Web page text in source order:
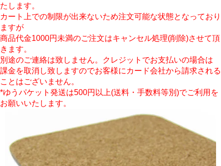
たします。
カート上での制限が出来ないため注文可能な状態となっており
ますが
商品代金1000円未満のご注文はキャンセル処理(削除)させて頂
きます。
別途のご連絡は致しません。クレジットでお支払いの場合は
課金を取消し致しますのでお客様にカード会社から請求される
ことはございません。
*ゆうパケット発送は500円以上(送料・手数料等別)でご利用を
お願いいたします。